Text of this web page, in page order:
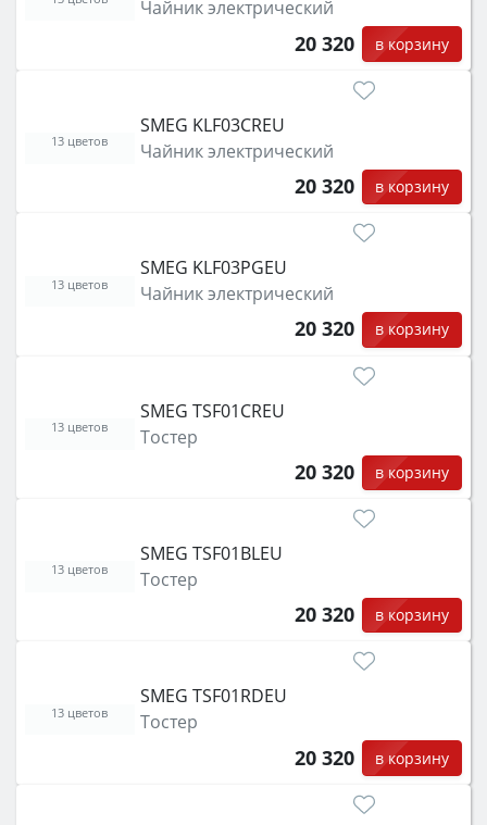
Чайник электрический
20 320 в корзину
SMEG KLF03CREU
Чайник электрический
20 320 в корзину
13 цветов
SMEG KLF03PGEU
Чайник электрический
20 320 в корзину
13 цветов
SMEG TSF01CREU
Тостер
20 320 в корзину
13 цветов
SMEG TSF01BLEU
Тостер
20 320 в корзину
13 цветов
SMEG TSF01RDEU
Тостер
20 320 в корзину
13 цветов